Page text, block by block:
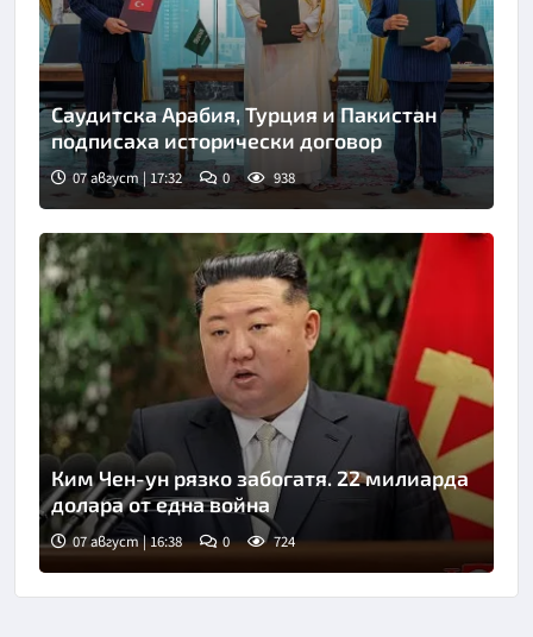
Снимка: Саудитска новинарска агенция
Саудитска Арабия, Турция и Пакистан
подписаха исторически договор
07 август | 17:32 0 938
Ким Чен-ун рязко забогатя. 22 милиарда
долара от една война
07 август | 16:38 0 724